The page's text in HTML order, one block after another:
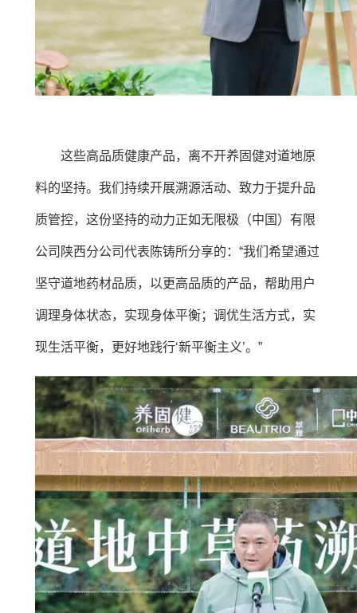
这些高品质健康产品，离不开养固健对道地原
料的坚持。我们持续开展溯源活动、致力于提升品
质管控，这份坚持的动力正如无限极（中国）有限
公司陕西分公司代表陈铸所分享的：“我们希望通过
坚守道地药材品质，以更高品质的产品，帮助用户
调理身体状态，实现身体平衡；调优生活方式，实
现生活平衡，更好地践行‘新平衡主义’。”